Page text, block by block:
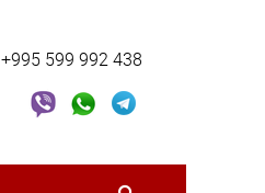
+995 599 992 438